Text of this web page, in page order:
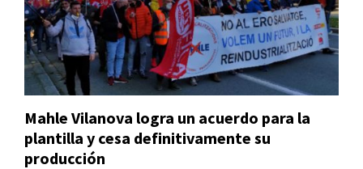
Mahle Vilanova logra un acuerdo para la
plantilla y cesa definitivamente su
producción